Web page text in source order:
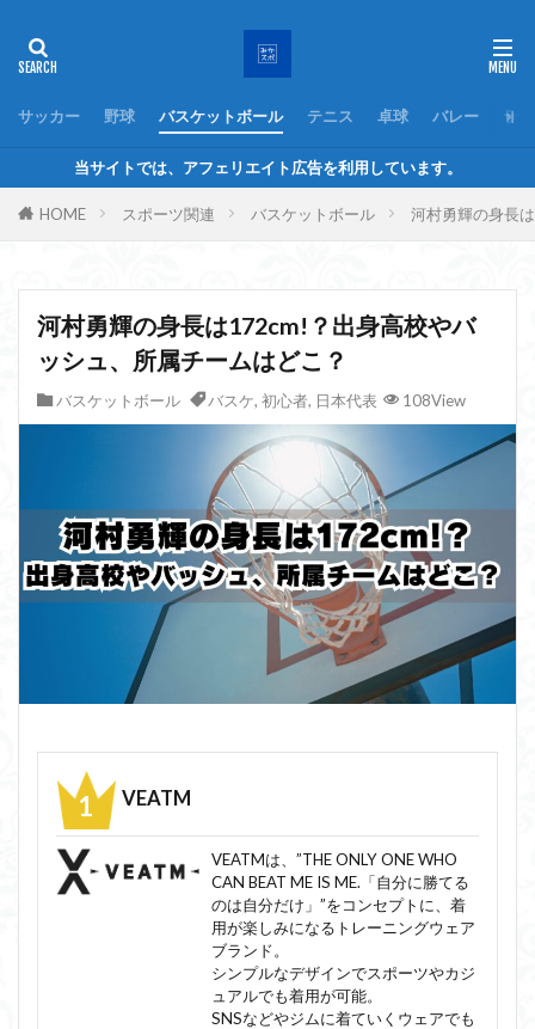
サッカー 野球 バスケットボール テニス 卓球 バレー ラ
当サイトでは、アフェリエイト広告を利用しています。
HOME スポーツ関連 バスケットボール 河村勇輝の身長
河村勇輝の身長は172cm!？出身高校やバ
ッシュ、所属チームはどこ？
バスケットボール バスケ, 初心者, 日本代表 108View
VEATM
VEATMは、”THE ONLY ONE WHO
CAN BEAT ME IS ME.「自分に勝てる
のは自分だけ」”をコンセプトに、着
用が楽しみになるトレーニングウェア
ブランド。
シンプルなデザインでスポーツやカジ
ュアルでも着用が可能。
SNSなどやジムに着ていくウェアでも